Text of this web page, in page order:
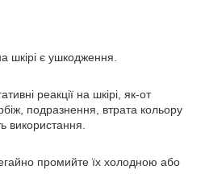
шкірі є ушкодження.
реакції на шкірі, як-от
подразнення, втрата кольору
використання.
промийте їх холодною або